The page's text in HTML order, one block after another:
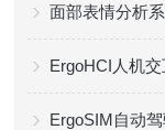
面部表情分析
ErgoHCI人机
ErgoSIM自动